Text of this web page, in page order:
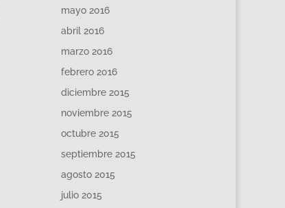
mayo 2016
abril 2016
marzo 2016
febrero 2016
diciembre 2015
noviembre 2015
octubre 2015
septiembre 2015
agosto 2015
julio 2015